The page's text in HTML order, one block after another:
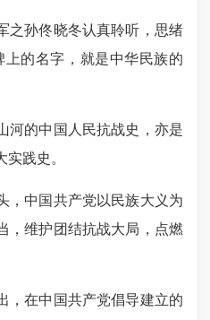
孙佟晓冬认真聆听，思绪
的名字，就是中华民族的
的中国人民抗战史，亦是
践史。
中国共产党以民族大义为
，维护团结抗战大局，点燃
在中国共产党倡导建立的